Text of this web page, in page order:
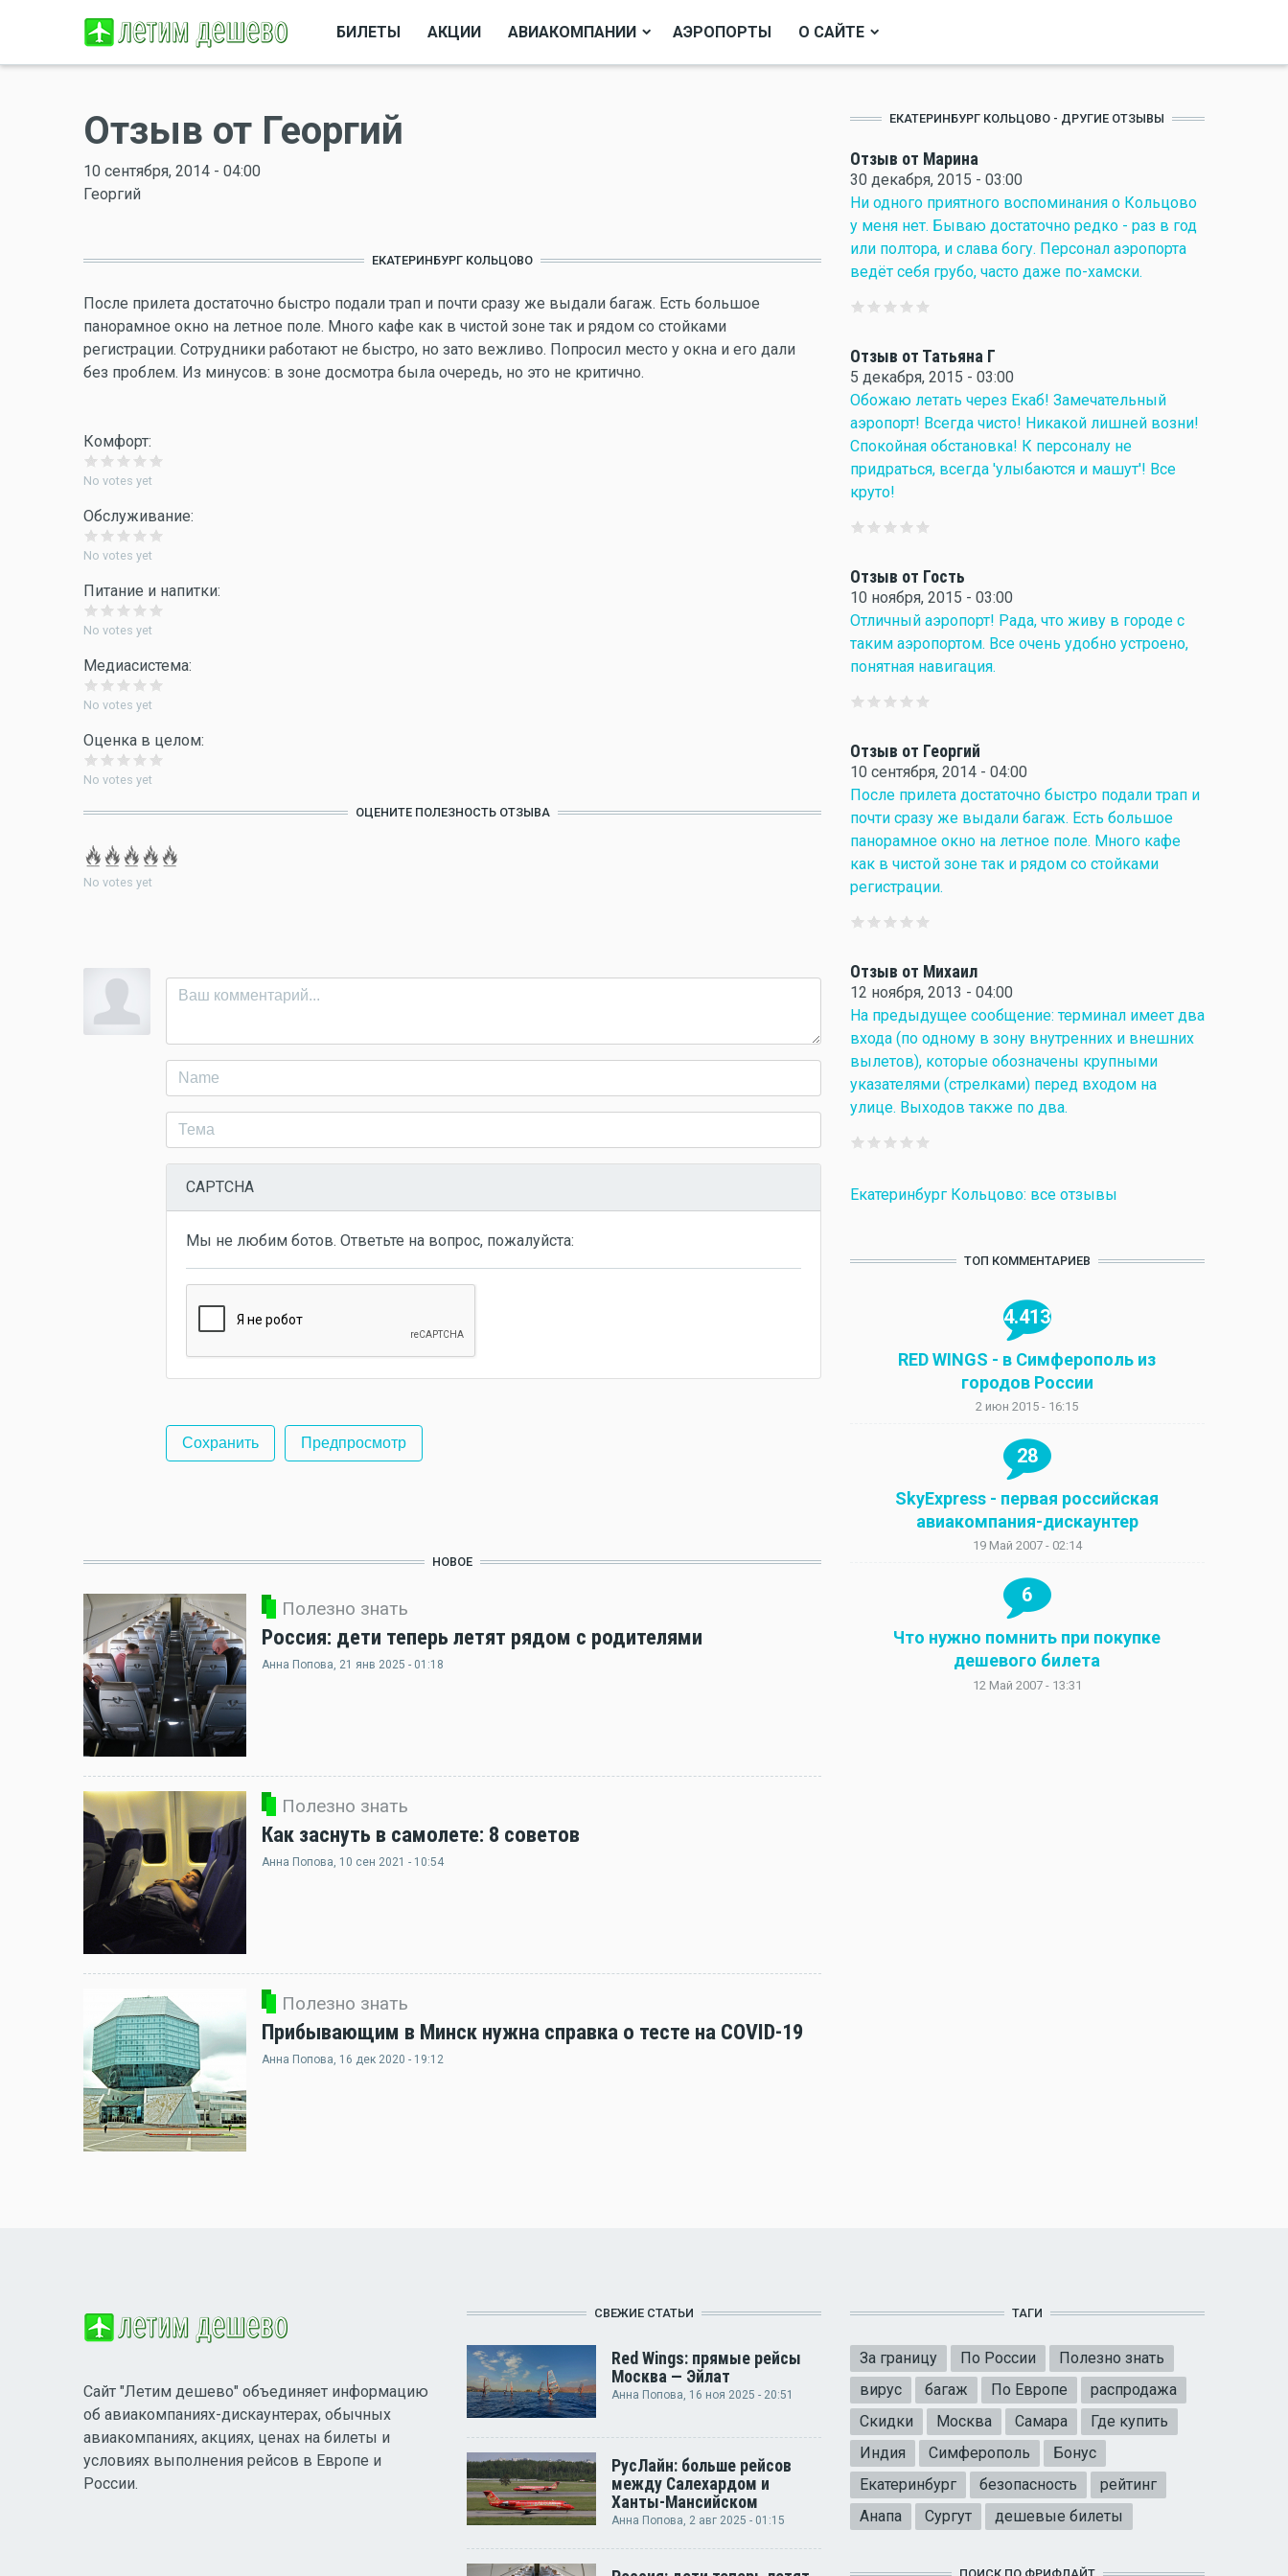
БИЛЕТЫ АКЦИИ АВИАКОМПАНИИ АЭРОПОРТЫ О САЙТЕ
Отзыв от Георгий
10 сентября, 2014 - 04:00
Георгий
ЕКАТЕРИНБУРГ КОЛЬЦОВО
После прилета достаточно быстро подали трап и почти сразу же выдали багаж. Есть большое
панорамное окно на летное поле. Много кафе как в чистой зоне так и рядом со стойками
регистрации. Сотрудники работают не быстро, но зато вежливо. Попросил место у окна и его дали
без проблем. Из минусов: в зоне досмотра была очередь, но это не критично.
Комфорт:
No votes yet
Обслуживание:
No votes yet
Питание и напитки:
No votes yet
Медиасистема:
No votes yet
Оценка в целом:
No votes yet
ОЦЕНИТЕ ПОЛЕЗНОСТЬ ОТЗЫВА
No votes yet
CAPTCHA
Мы не любим ботов. Ответьте на вопрос, пожалуйста:
НОВОЕ
Полезно знать
Россия: дети теперь летят рядом с родителями
Анна Попова, 21 янв 2025 - 01:18
Полезно знать
Как заснуть в самолете: 8 советов
Анна Попова, 10 сен 2021 - 10:54
Полезно знать
Прибывающим в Минск нужна справка о тесте на COVID-19
Анна Попова, 16 дек 2020 - 19:12
ЕКАТЕРИНБУРГ КОЛЬЦОВО - ДРУГИЕ ОТЗЫВЫ
Отзыв от Марина
30 декабря, 2015 - 03:00
Ни одного приятного воспоминания о Кольцово
у меня нет. Бываю достаточно редко - раз в год
или полтора, и слава богу. Персонал аэропорта
ведёт себя грубо, часто даже по-хамски.
Отзыв от Татьяна Г
5 декабря, 2015 - 03:00
Обожаю летать через Екаб! Замечательный
аэропорт! Всегда чисто! Никакой лишней возни!
Спокойная обстановка! К персоналу не
придраться, всегда 'улыбаются и машут'! Все
круто!
Отзыв от Гость
10 ноября, 2015 - 03:00
Отличный аэропорт! Рада, что живу в городе с
таким аэропортом. Все очень удобно устроено,
понятная навигация.
Отзыв от Георгий
10 сентября, 2014 - 04:00
После прилета достаточно быстро подали трап и
почти сразу же выдали багаж. Есть большое
панорамное окно на летное поле. Много кафе
как в чистой зоне так и рядом со стойками
регистрации.
Отзыв от Михаил
12 ноября, 2013 - 04:00
На предыдущее сообщение: терминал имеет два
входа (по одному в зону внутренних и внешних
вылетов), которые обозначены крупными
указателями (стрелками) перед входом на
улице. Выходов также по два.
Екатеринбург Кольцово: все отзывы
ТОП КОММЕНТАРИЕВ
4.413
RED WINGS - в Симферополь из
городов России
2 июн 2015 - 16:15
28
SkyExpress - первая российская
авиакомпания-дискаунтер
19 Май 2007 - 02:14
6
Что нужно помнить при покупке
дешевого билета
12 Май 2007 - 13:31
Сайт "Летим дешево" объединяет информацию
об авиакомпаниях-дискаунтерах, обычных
авиакомпаниях, акциях, ценах на билеты и
условиях выполнения рейсов в Европе и
России.
СВЕЖИЕ СТАТЬИ
Red Wings: прямые рейсы
Москва — Эйлат
Анна Попова, 16 ноя 2025 - 20:51
РусЛайн: больше рейсов
между Салехардом и
Ханты-Мансийском
Анна Попова, 2 авг 2025 - 01:15
ТАГИ
За границу По России
Полезно знать
вирус
багаж По Европе
распродажа
Скидки
Москва Самара
Где купить
Индия
Симферополь
Бонус
Екатеринбург
безопасность
рейтинг
Анапа
Сургут дешевые билеты